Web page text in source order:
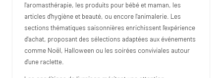
l'aromasthérapie, les produits pour bébé et maman, les
articles d'hygiène et beauté, ou encore l'animalerie. Les
sections thématiques saisonnières enrichissent l'expérience
d'achat, proposant des sélections adaptées aux événements
comme Noël, Halloween ou les soirées conviviales autour
d'une raclette.